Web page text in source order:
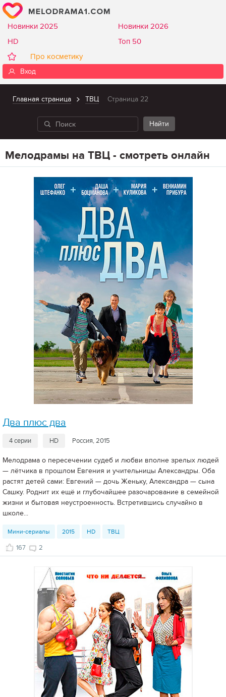
Новинки 2025
Новинки 2026
HD
Топ 50
Про косметику
Вход
Главная страница ТВЦ Страница 22
Мелодрамы на ТВЦ - смотреть онлайн
Два плюс два
4 серии HD Россия, 2015
Мелодрама о пересечении судеб и любви вполне зрелых людей
— лётчика в прошлом Евгения и учительницы Александры. Оба
растят детей сами: Евгений — дочь Женьку, Александра — сына
Сашку. Роднит их ещё и глубочайшее разочарование в семейной
жизни и бытовая неустроенность. Встретившись случайно в
школе...
Мини-сериалы 2015 HD ТВЦ
167 2